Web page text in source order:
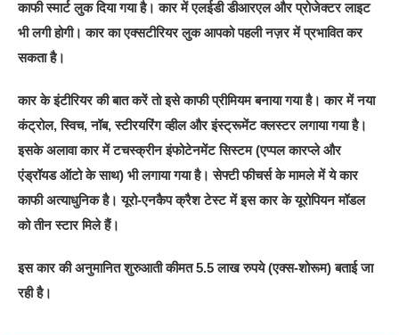
काफी स्मार्ट लुक दिया गया है। कार में एलईडी डीआरएल और प्रोजेक्टर लाइट
भी लगी होगी। कार का एक्सटीरियर लुक आपको पहली नज़र में प्रभावित कर
सकता है।
कार के इंटीरियर की बात करें तो इसे काफी प्रीमियम बनाया गया है। कार में नया
कंट्रोल, स्विच, नॉब, स्टीरयरिंग व्हील और इंस्ट्रूमेंट क्लस्टर लगाया गया है।
इसके अलावा कार में टचस्क्रीन इंफोटेनमेंट सिस्टम (एप्पल कारप्ले और
एंड्रॉयड ऑटो के साथ) भी लगाया गया है। सेफ्टी फीचर्स के मामले में ये कार
काफी अत्याधुनिक है। यूरो-एनकैप क्रैश टेस्ट में इस कार के यूरोपियन मॉडल
को तीन स्टार मिले हैं।
इस कार की अनुमानित शुरुआती कीमत 5.5 लाख रुपये (एक्स-शोरूम) बताई जा
रही है।